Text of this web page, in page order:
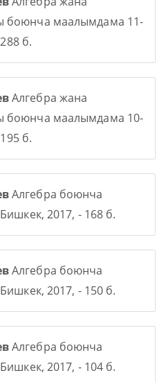
боюнча маалымдама 11-
б.
Алгебра жана
боюнча маалымдама 10-
б.
Алгебра боюнча
2017, - 168 б.
Алгебра боюнча
2017, - 150 б.
Алгебра боюнча
2017, - 104 б.